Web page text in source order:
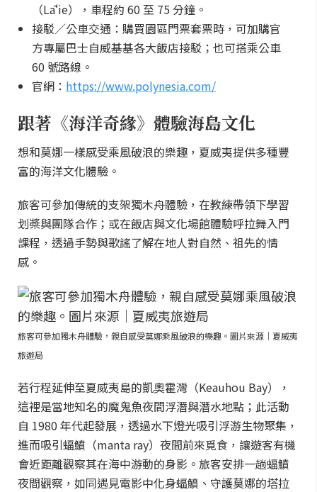
（Lāʻie），車程約 60 至 75 分鐘。
接駁／公車交通：購買園區門票套票時，可加購官
方專屬巴士自威基基各大飯店接駁；也可搭乘公車
60 號路線。
官網： https://www.polynesia.com/
跟著《海洋奇緣》體驗海島文化
想和莫娜一樣感受乘風破浪的樂趣，夏威夷提供多種豐
富的海洋文化體驗。
旅客可參加傳統的支架獨木舟體驗，在教練帶領下學習
划槳與團隊合作；或在飯店與文化場館體驗呼拉舞入門
課程，透過手勢與歌謠了解在地人對自然、祖先的情
感。
旅客可參加獨木舟體驗，親自感受莫娜乘風破浪的樂趣。圖片來源｜夏威夷
旅遊局
若行程延伸至夏威夷島的凱奧霍灣（Keauhou Bay），
這裡是當地知名的魔鬼魚夜間浮潛與潛水地點；此活動
自 1980 年代起發展，透過水下燈光吸引浮游生物聚集，
進而吸引蝠鱝（manta ray）夜間前來覓食，讓遊客有機
會近距離觀察其在海中游動的身影。旅客安排一趟蝠鱝
夜間觀察，如同遇見電影中化身蝠鱝、守護莫娜的塔拉